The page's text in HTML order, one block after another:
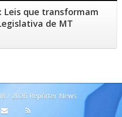
Leis que transformam
de MT
/ 2026 Repórter News